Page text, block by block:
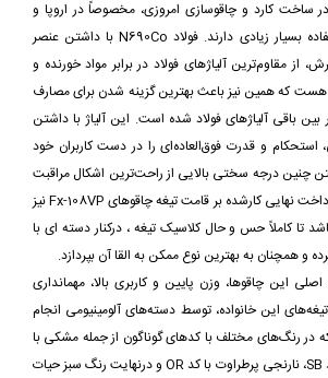
کارد و چاقوسازی امروزی، مخصوصاً در اروپا و
آمریکا، از این فولاد استفاده بسیار زیادی دارند. فولاد N690Co با داشتن عنصر
از مقاوم‌ترین آلیاژهای فولاد در برابر مواد خورنده و
که همین نیز باعث بهترین گزینه شدن برای مصارف
باقی آلیاژهای فولاد شده است. این آلیاژ با داشتن
تا 60 راکولی، استحکام و قدرت فوق‌العاده‌ای را در دست کاربران خود
چنین درجه سختی بالایی از راحت‌ترین اشکال مراقبت
از تیغه نیز بهره می‌برد؛ پرداخت نهایی کارشده بر قامت تیغه چاقوهای Fx-108VP نیز
تا کاملاً حس و حال کلاسیک تیغه ، درکنار دسته ای با
و همچنان به بهترین نوع ممکن به القا آن بپردازد.
این چاقوها، وزن پایین و کاربری بالا، مهمانداری
تیغه‌های این خانواده، توسط دسته‌های آلومینیومی انجام
در رنگ‌های مختلف با کدهای گوناگون از جمله مشکی با
کد BK، آبی آسمانی با کد SB، نارنجی پرطراوت با کد OR و درنهایت رنگ سبز حیات